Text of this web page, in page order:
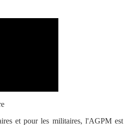
et pour les militaires, l'AGPM est